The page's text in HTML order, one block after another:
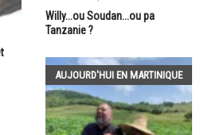
Willy...ou Soudan...ou pa
Tanzanie ?
AUJOURD'HUI EN MARTINIQUE